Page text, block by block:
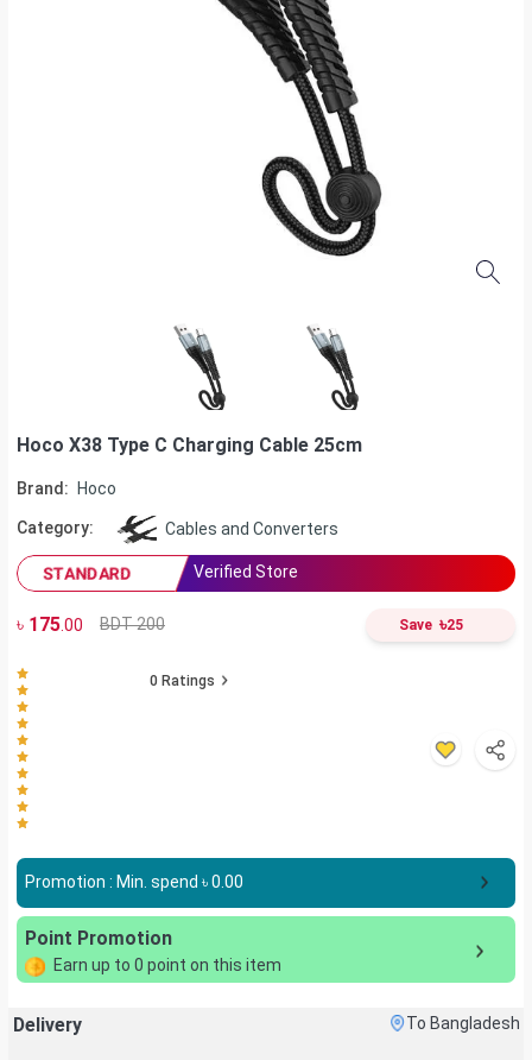
Hoco X38 Type C Charging Cable 25cm
Brand: Hoco
Category: Cables and Converters
STANDARD Verified Store
৳ 175.00 BDT 200 Save ৳25
0 Ratings
Promotion : Min. spend ৳0.00
Point Promotion
Earn up to 0 point on this item
Delivery To Bangladesh